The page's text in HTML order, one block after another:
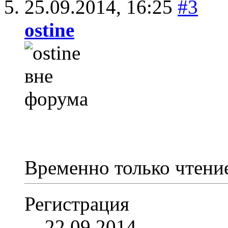
25.09.2014, 16:25 #3
ostine
Временно только
Регистрация